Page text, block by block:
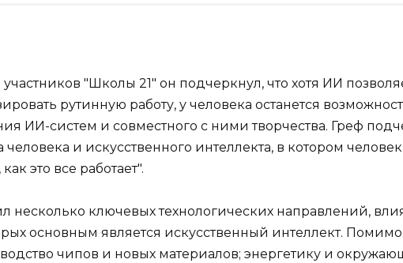
"Школы 21" он подчеркнул, что хотя ИИ
рутинную работу, у человека останется
ИИ-систем и совместного с ними творчества. Греф
и искусственного интеллекта, в котором человек
это все работает".
несколько ключевых технологических направлений,
основным является искусственный интеллект.
чипов и новых материалов; энергетику и